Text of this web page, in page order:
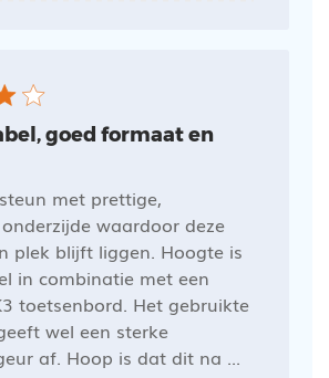
goed formaat en
met prettige,
waardoor deze
plek blijft liggen. Hoogte is
in combinatie met een
toetsenbord. Het gebruikte
wel een sterke
af. Hoop is dat dit na ...